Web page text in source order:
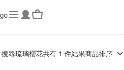
搜尋琉璃櫻花共有 1 件結果商品排序